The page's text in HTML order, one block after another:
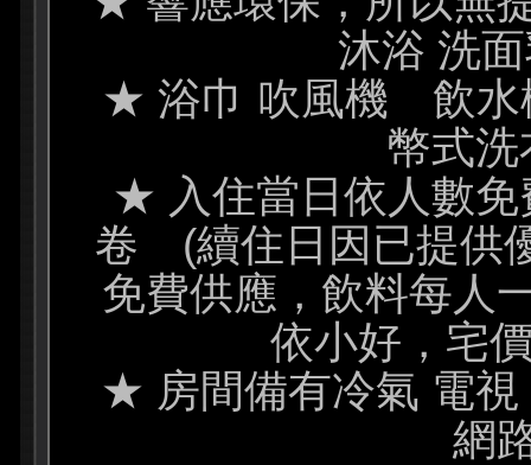
沐浴 洗
★ 浴巾 吹風機 飲水
幣式洗
★ 入住當日依人數免
卷 (續住日因已提供
免費供應，飲料每人
依小好，宅
★ 房間備有冷氣 電視
網